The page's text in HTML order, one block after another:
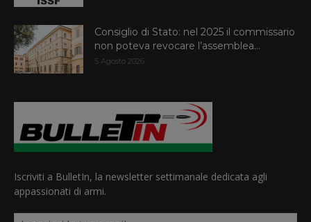
Consiglio di Stato: nel 2025 il commissario
non poteva revocare l’assemblea...
5 Agosto 2026
Iscriviti a BulletIn, la newsletter settimanale dedicata agli
appassionati di armi.